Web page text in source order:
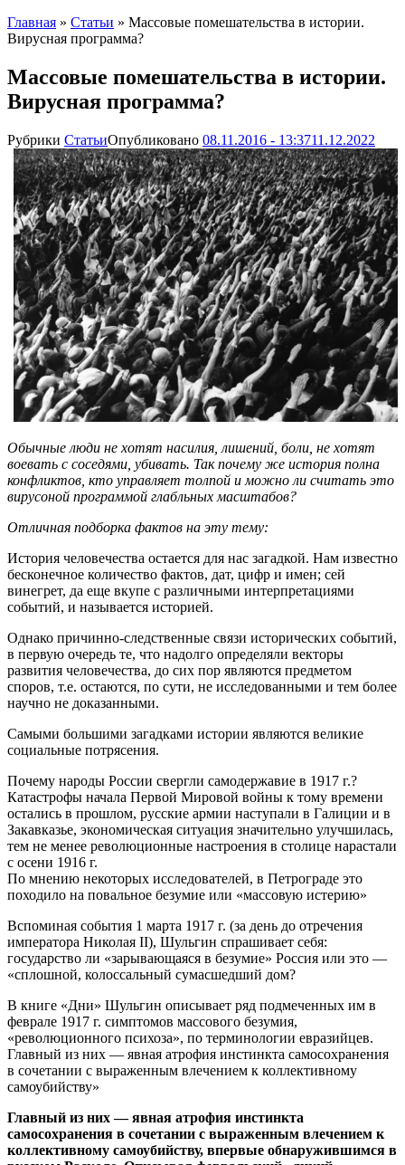
Главная » Статьи » Массовые помешательства в истории.
Вирусная программа?
Массовые помешательства в истории.
Вирусная программа?
Рубрики СтатьиОпубликовано 08.11.2016 - 13:3711.12.2022
Обычные люди не хотят насилия, лишений, боли, не хотят
воевать с соседями, убивать. Так почему же история полна
конфликтов, кто управляет толпой и можно ли считать это
вирусоной программой глабльных масштабов?
Отличная подборка фактов на эту тему:
История человечества остается для нас загадкой. Нам известно
бесконечное количество фактов, дат, цифр и имен; сей
винегрет, да еще вкупе с различными интерпретациями
событий, и называется историей.
Однако причинно-следственные связи исторических событий,
в первую очередь те, что надолго определяли векторы
развития человечества, до сих пор являются предметом
споров, т.е. остаются, по сути, не исследованными и тем более
научно не доказанными.
Самыми большими загадками истории являются великие
социальные потрясения.
Почему народы России свергли самодержавие в 1917 г.?
Катастрофы начала Первой Мировой войны к тому времени
остались в прошлом, русские армии наступали в Галиции и в
Закавказье, экономическая ситуация значительно улучшилась,
тем не менее революционные настроения в столице нарастали
с осени 1916 г.
По мнению некоторых исследователей, в Петрограде это
походило на повальное безумие или «массовую истерию»
Вспоминая события 1 марта 1917 г. (за день до отречения
императора Николая II), Шульгин спрашивает себя:
государство ли «зарывающаяся в безумие» Россия или это —
«сплошной, колоссальный сумасшедший дом?
В книге «Дни» Шульгин описывает ряд подмеченных им в
феврале 1917 г. симптомов массового безумия,
«революционного психоза», по терминологии евразийцев.
Главный из них — явная атрофия инстинкта самосохранения
в сочетании с выраженным влечением к коллективному
самоубийству»
Главный из них — явная атрофия инстинкта
самосохранения в сочетании с выраженным влечением к
коллективному самоубийству, впервые обнаружившимся в